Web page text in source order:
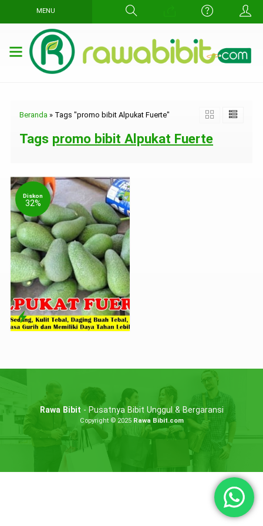
MENU
Beranda » Tags "promo bibit Alpukat Fuerte"
Tags promo bibit Alpukat Fuerte
Diskon
32%
Rawa Bibit - Pusatnya Bibit Unggul & Bergaransi
Copyright © 2025 Rawa Bibit.com